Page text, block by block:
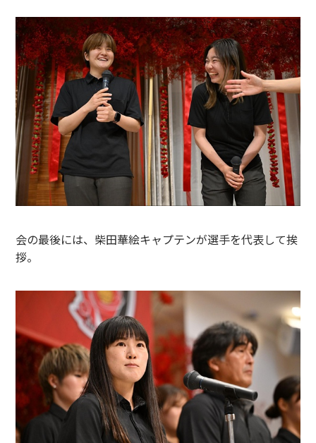
会の最後には、柴田華絵キャプテンが選手を代表して挨
拶。